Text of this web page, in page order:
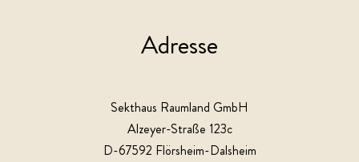
Adresse
Sekthaus Raumland GmbH
Alzeyer-Straße 123c
D-67592 Flörsheim-Dalsheim